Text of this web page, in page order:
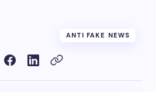
ANTI FAKE NEWS